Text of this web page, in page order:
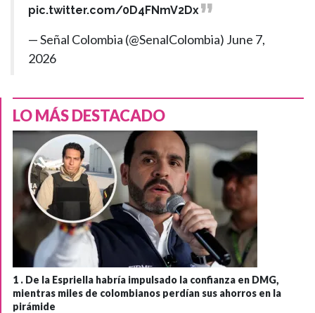
pic.twitter.com/0D4FNmV2Dx
— Señal Colombia (@SenalColombia) June 7,
2026
LO MÁS DESTACADO
1 . De la Espriella habría impulsado la confianza en DMG,
mientras miles de colombianos perdían sus ahorros en la
pirámide